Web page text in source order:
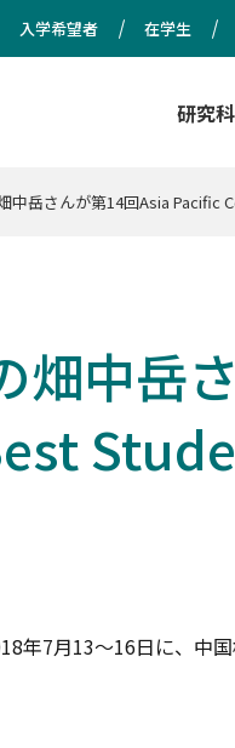
研究
入学希望者 在学生
中岳さんが第14回Asia Pacific
畑中岳
年7月13〜16日に、中